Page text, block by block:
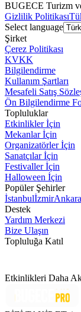
BUGECE Turizm
Gizlilik Politikası
Select language
Şirket
Çerez Politikası
KVKK
Bilgilendirme
Kullanım Şartları
Mesafeli Satış
Ön Bilgilendirme
Topluluklar
Etkinlikler İçin
Mekanlar İçin
Organizatörler İçin
Sanatçılar İçin
Festivaller İçin
Halloween İçin
Popüler Şehirler
İstanbulİzmirAnkara
Destek
Yardım Merkezi
Bize Ulaşın
Topluluğa Katıl
Etkinlikleri Daha